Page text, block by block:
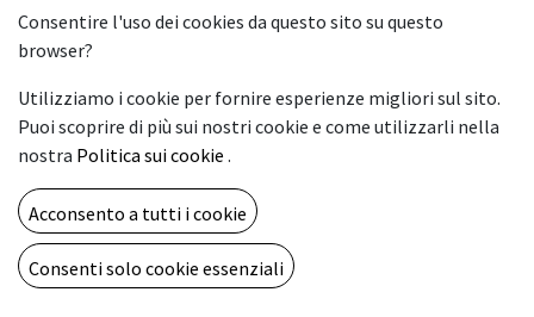
virtualizzazione e il backup, pensata per garantire
affidabilità e sicurezza, e noi siamo qui per aiutarti a sfruttare
Scegliendo i nostri servizi, non solo avrai una configurazione
di Proxmox su misura per le tue esigenze, ma potrai contare
tua infrastruttura IT.
Consentire l'uso dei cookies da questo sito su questo
browser?
Utilizziamo i cookie per fornire esperienze migliori sul sito.
Puoi scoprire di più sui nostri cookie e come utilizzarli nella
nostra Politica sui cookie .
Acconsento a tutti i cookie
Consenti solo cookie essenziali